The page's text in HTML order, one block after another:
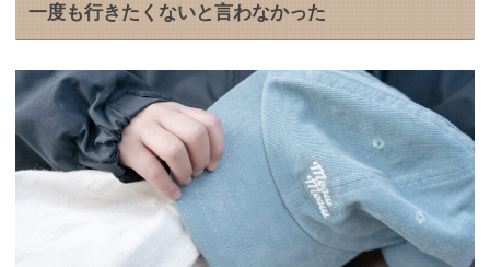
一度も行きたくないと言わなかった